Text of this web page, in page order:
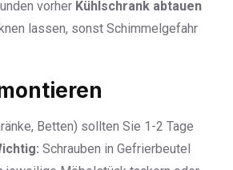
vorher Kühlschrank abtauen
lassen, sonst Schimmelgefahr
Betten) sollten Sie 1-2 Tage
Schrauben in Gefrierbeutel